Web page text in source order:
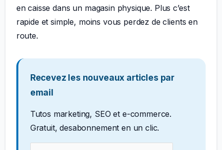
en caisse dans un magasin physique. Plus c’est
rapide et simple, moins vous perdez de clients en
route.
Recevez les nouveaux articles par
email
Tutos marketing, SEO et e-commerce.
Gratuit, desabonnement en un clic.